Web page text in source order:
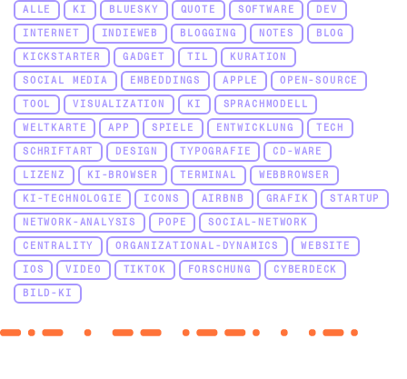
ALLE KI BLUESKY QUOTE SOFTWARE
DEV
INTERNET
INDIEWEB BLOGGING NOTES
BLOG
KICKSTARTER
GADGET TIL
KURATION
SOCIAL MEDIA
EMBEDDINGS APPLE
OPEN-SOURCE
TOOL
VISUALIZATION KI
SPRACHMODELL
WELTKARTE
APP SPIELE ENTWICKLUNG
TECH
SCHRIFTART
DESIGN TYPOGRAFIE
CD-WARE
LIZENZ
KI-BROWSER TERMINAL
WEBBROWSER
KI-TECHNOLOGIE
ICONS AIRBNB GRAFIK
STARTUP
NETWORK-ANALYSIS
POPE
SOCIAL-NETWORK
CENTRALITY
ORGANIZATIONAL-DYNAMICS
WEBSITE
IOS
VIDEO TIKTOK FORSCHUNG
CYBERDECK
BILD-KI